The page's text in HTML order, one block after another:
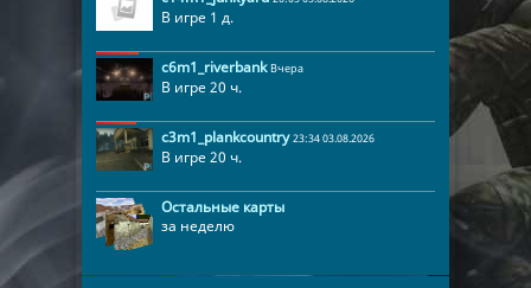
В игре 1 д.
c6m1_riverbank Вчера
В игре 20 ч.
c3m1_plankcountry 23:34 03.08.2026
В игре 20 ч.
Остальные карты
за неделю